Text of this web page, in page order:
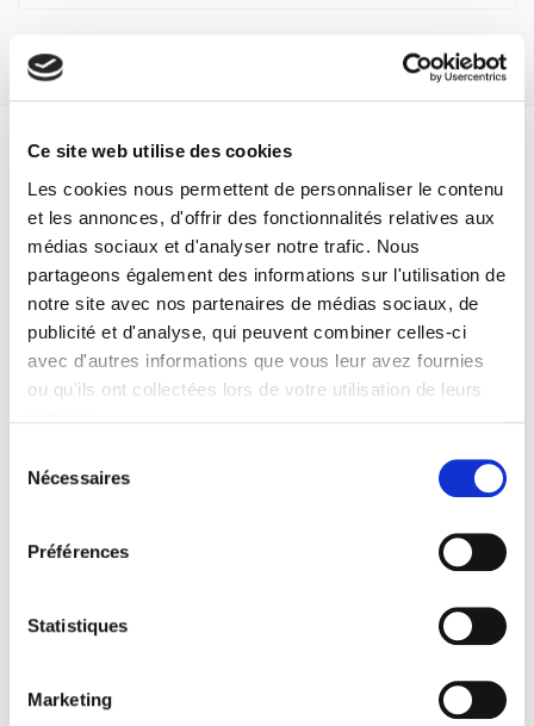
Ce site web utilise des cookies
Les cookies nous permettent de personnaliser le contenu
et les annonces, d'offrir des fonctionnalités relatives aux
médias sociaux et d'analyser notre trafic. Nous
partageons également des informations sur l'utilisation de
notre site avec nos partenaires de médias sociaux, de
publicité et d'analyse, qui peuvent combiner celles-ci
avec d'autres informations que vous leur avez fournies
ou qu'ils ont collectées lors de votre utilisation de leurs
Nécessaires
Préférences
Statistiques
Marketing
Formats
Sommaire
Spécifications
Auteur
Gouvernement & action publique
Catégorie (éditeur)